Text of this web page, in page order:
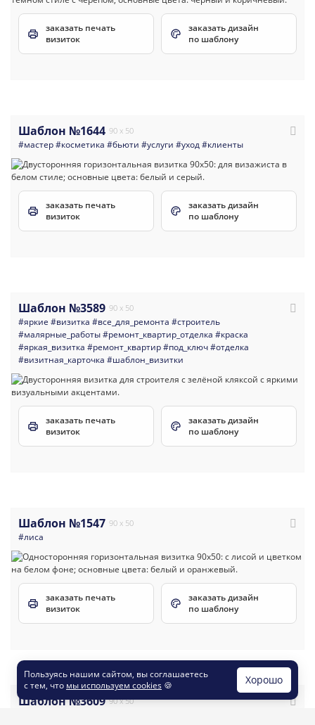
заказать печать
визиток
заказать дизайн
по шаблону
Шаблон №1644 90 x 50
#мастер#косметика #бьюти #услуги #уход#клиенты
заказать печать
визиток
заказать дизайн
по шаблону
Шаблон №3589 90 x 50
#яркие #визитка #все_для_ремонта #строитель
#малярные_работы#ремонт_квартир_отделка #краска
#яркая_визитка #ремонт_квартир#под_ключ#отделка
#визитная_карточка #шаблон_визитки
заказать печать
визиток
заказать дизайн
по шаблону
Шаблон №1547 90 x 50
#лиса
заказать печать
визиток
заказать дизайн
по шаблону
Шаблон №3609 90 x 50
Пользуясь нашим сайтом, вы соглашаетесь
с тем, что мы используем cookies 🍪 Хорошо